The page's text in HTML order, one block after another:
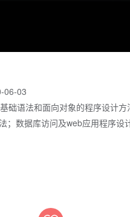
06-03
础语法和面向对象的程序设计
；数据库访问及web应用程序设